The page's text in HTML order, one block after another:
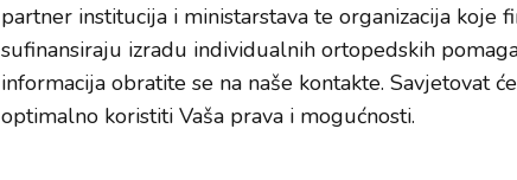
partner institucija i ministarstava te organizacija koje
sufinansiraju izradu individualnih ortopedskih
informacija obratite se na naše kontakte. Savjetovat
optimalno koristiti Vaša prava i mogućnosti.